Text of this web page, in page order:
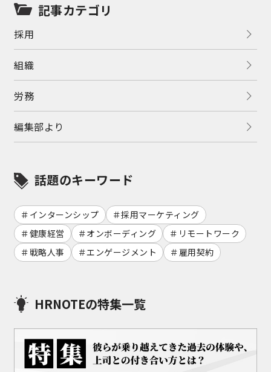
記事カテゴリ
採用
組織
労務
編集部より
話題のキーワード
インターンシップ
採用マーケティング
健康経営
オンボーディング
リモートワーク
戦略人事
エンゲージメント 雇用契約
HRNOTEの特集一覧